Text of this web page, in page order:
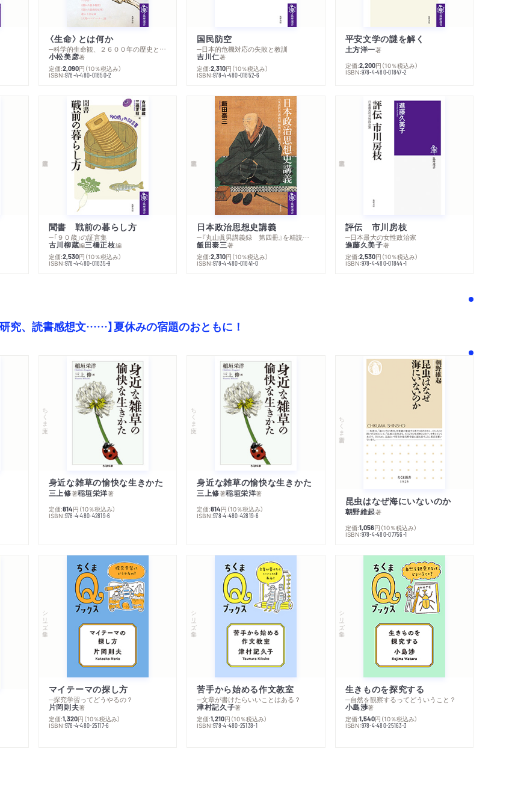
〈生命〉とは何か
─科学的生命観、２６００年の歴史とその超克
小松美彦著
定価:2,090円 （10％税込み）
ISBN:978-4-480-01850-2
国民防空
─日本的危機対応の失敗と教訓
吉川仁著
定価:2,310円 （10％税込み）
ISBN:978-4-480-01852-6
平安文学の謎を解く
土方洋一著
定価:2,200円 （10％税込み）
ISBN:978-4-480-01847-2
聞書 戦前の暮らし方
─「９０歳」の証言集
古川柳蔵編三橋正枝編
定価:2,530円 （10％税込み）
ISBN:978-4-480-01835-9
日本政治思想史講義
─『丸山眞男講義録 第四冊』を精読する
飯田泰三著
定価:2,310円 （10％税込み）
ISBN:978-4-480-01841-0
評伝 市川房枝
─日本最大の女性政治家
進藤久美子著
定価:2,530円 （10％税込み）
ISBN:978-4-480-01844-1
研究、読書感想文……】夏休みの宿題のおともに！
ちくま文庫
身近な雑草の愉快な生きかた
三上修著稲垣栄洋著
定価:814円 （10％税込み）
ISBN:978-4-480-42819-6
ちくま文庫
身近な雑草の愉快な生きかた
三上修著稲垣栄洋著
定価:814円 （10％税込み）
ISBN:978-4-480-42819-6
ちくま新書
昆虫はなぜ海にいないのか
朝野維起著
定価:1,056円 （10％税込み）
ISBN:978-4-480-07756-1
シリーズ・全集
マイテーマの探し方
─探究学習ってどうやるの？
片岡則夫著
定価:1,320円 （10％税込み）
ISBN:978-4-480-25117-6
シリーズ・全集
苦手から始める作文教室
─文章が書けたらいいことはある？
津村記久子著
定価:1,210円 （10％税込み）
ISBN:978-4-480-25138-1
シリーズ・全集
生きものを探究する
─自然を観察するってどういうこと？
小島渉著
定価:1,540円 （10％税込み）
ISBN:978-4-480-25163-3